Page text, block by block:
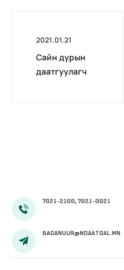
2021.01.21
Сайн дурын
даатгуулагч
7021-2100, 7021-0021
BAGANUUR@NDAATGAL.MN